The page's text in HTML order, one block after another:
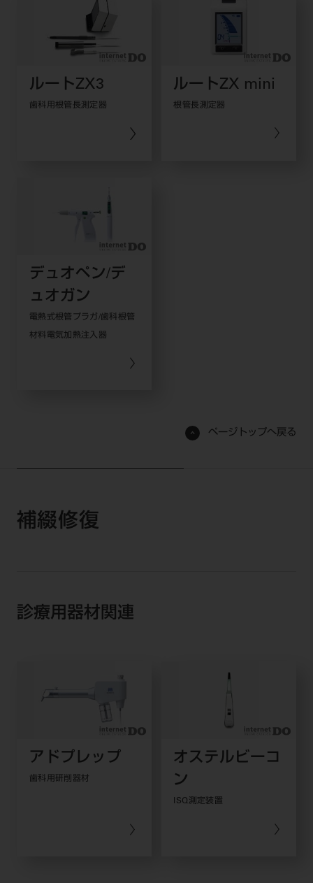
ルートZX3
歯科用根管長測定器
ルートZX mini
根管長測定器
デュオペン/デ
ュオガン
電熱式根管プラガ/歯科根管
材料電気加熱注入器
ページトップへ戻る
補綴修復
診療用器材関連
アドプレップ
歯科用研削器材
オステルビーコ
ン
ISQ測定装置